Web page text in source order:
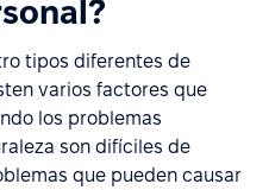
tipos diferentes de
varios factores que
los problemas
son difíciles de
que pueden causar